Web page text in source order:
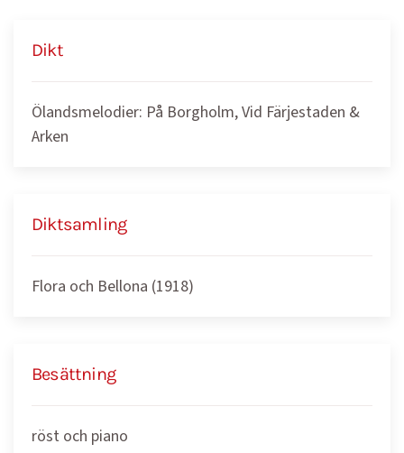
Dikt
Ölandsmelodier: På Borgholm, Vid Färjestaden &
Arken
Diktsamling
Flora och Bellona (1918)
Besättning
röst och piano